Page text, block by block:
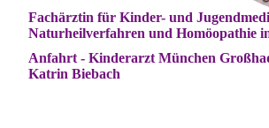
Fachärztin für Kinder- und
Naturheilverfahren und Homöopathie
Anfahrt - Kinderarzt München
Katrin Biebach